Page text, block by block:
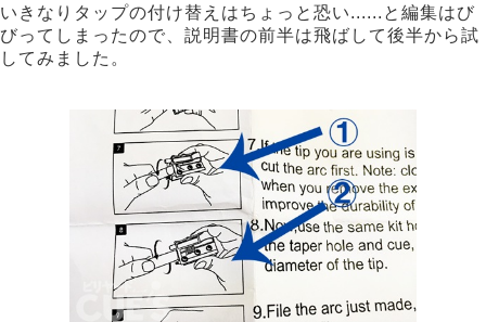
いきなりタップの付け替えはちょっと恐い......と編集はび
びってしまったので、説明書の前半は飛ばして後半から試
してみました。